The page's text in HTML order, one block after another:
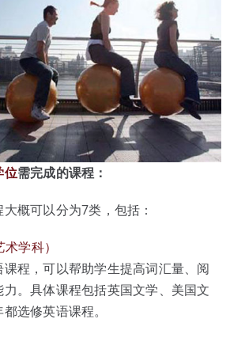
位需完成的课程：
概可以分为7类，包括：
学科）
程，可以帮助学生提高词汇量、阅
。具体课程包括英国文学、美国文
选修英语课程。